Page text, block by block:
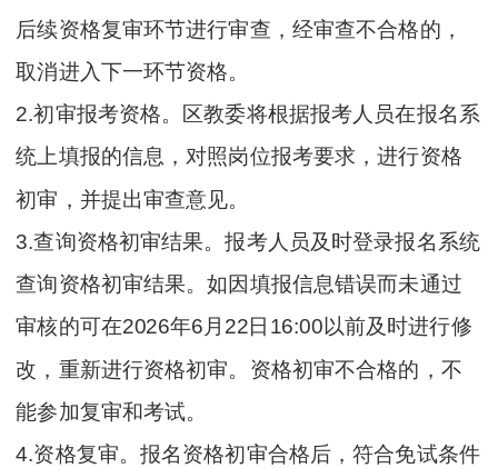
后续资格复审环节进行审查，经审查不合格的，
取消进入下一环节资格。
2.初审报考资格。区教委将根据报考人员在报名系
统上填报的信息，对照岗位报考要求，进行资格
初审，并提出审查意见。
3.查询资格初审结果。报考人员及时登录报名系统
查询资格初审结果。如因填报信息错误而未通过
审核的可在2026年6月22日16:00以前及时进行修
改，重新进行资格初审。资格初审不合格的，不
能参加复审和考试。
4.资格复审。报名资格初审合格后，符合免试条件